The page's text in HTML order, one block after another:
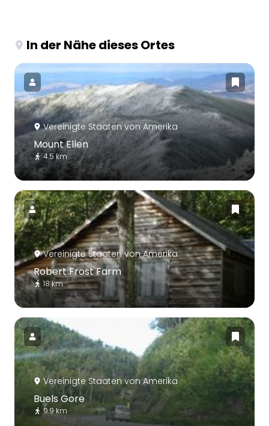
In der Nähe dieses Ortes
Vereinigte Staaten von Amerika
Mount Ellen
4.5 km
Vereinigte Staaten von Amerika
Robert Frost Farm
18 km
Vereinigte Staaten von Amerika
Buels Gore
9.9 km